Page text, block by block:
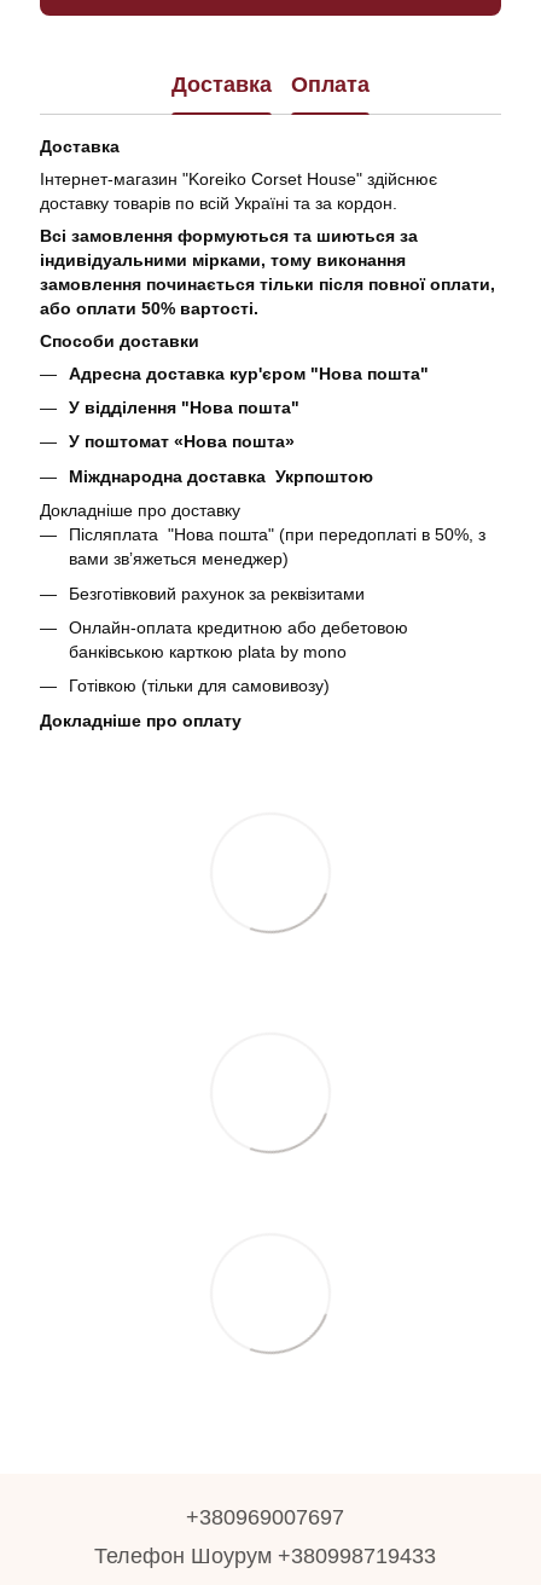
Доставка Оплата
Доставка
Інтернет-магазин "Koreiko Corset House" здійснює
доставку товарів по всій Україні та за кордон.
Всі замовлення формуються та шиються за
індивідуальними мірками, тому виконання
замовлення починається тільки після повної оплати,
або оплати 50% вартості.
Способи доставки
Адресна доставка кур'єром "Нова пошта"
У відділення "Нова пошта"
У поштомат «Нова пошта»
Міжднародна доставка Укрпоштою
Докладніше про доставку
Післяплата "Нова пошта" (при передоплаті в 50%, з
вами звʼяжеться менеджер)
Безготівковий рахунок за реквізитами
Онлайн-оплата кредитною або дебетовою
банківською карткою plata by mono
Готівкою (тільки для самовивозу)
Докладніше про оплату
+380969007697
Телефон Шоурум +380998719433